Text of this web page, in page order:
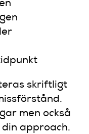
skriftligt
men också
approach.